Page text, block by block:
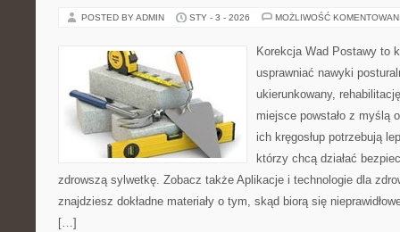
POSTED BY ADMIN STY - 3 - 2026 MOŻLIWOŚĆ
Korekcja Wad Postawy to
usprawniać nawyki
ukierunkowany,
miejsce powstało z myślą
ich kręgosłup potrzebują
którzy chcą działać
zdrowszą sylwetkę. Zobacz także Aplikacje i technologie dla
znajdziesz dokładne materiały o tym, skąd biorą się
[…]